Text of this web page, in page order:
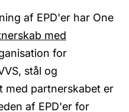
af EPD'er har One
med
for
stål og
med partnerskabet er
af EPD'er for